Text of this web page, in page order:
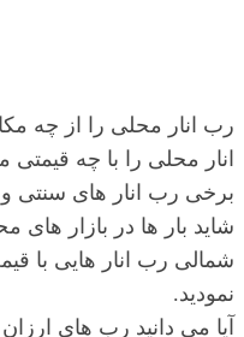
رب انار محلی را از چه
انار محلی را با چه
برخی رب انار های
شاید بار ها در بازار
شمالی رب انار هایی با
نمودید.
آیا می دانید رب های